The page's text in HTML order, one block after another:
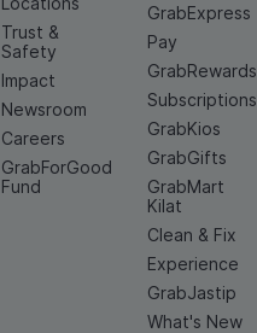
Trust &
Safety
Impact
Newsroom
Careers
GrabForGood
Fund
GrabExpress
Pay
GrabRewards
Subscriptions
GrabKios
GrabGifts
GrabMart
Kilat
Clean & Fix
Experience
GrabJastip
What's New